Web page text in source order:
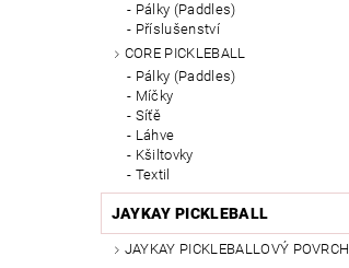
Pálky (Paddles)
Příslušenství
CORE PICKLEBALL
Pálky (Paddles)
Míčky
Síťě
Láhve
Kšiltovky
Textil
JAYKAY PICKLEBALL
JAYKAY PICKLEBALLOVÝ POVRCH